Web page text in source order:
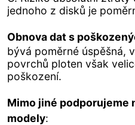
jednoho z disků je
Obnova dat s
bývá poměrné úspěšná,
povrchů ploten však
poškození.
Mimo jiné podporujeme
modely: